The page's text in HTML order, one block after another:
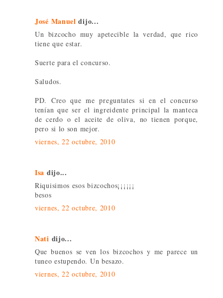
José Manuel dijo...
Un bizcocho muy apetecible la verdad, que rico
tiene que estar.
Suerte para el concurso.
Saludos.
PD. Creo que me preguntates si en el concurso
tenían que ser el ingreidente principal la manteca
de cerdo o el aceite de oliva, no tienen porque,
pero si lo son mejor.
viernes, 22 octubre, 2010
Isa dijo...
Riquisimos esos bizcochos¡¡¡¡¡¡
besos
viernes, 22 octubre, 2010
Nati dijo...
Que buenos se ven los bizcochos y me parece un
tuneo estupendo. Un besazo.
viernes, 22 octubre, 2010